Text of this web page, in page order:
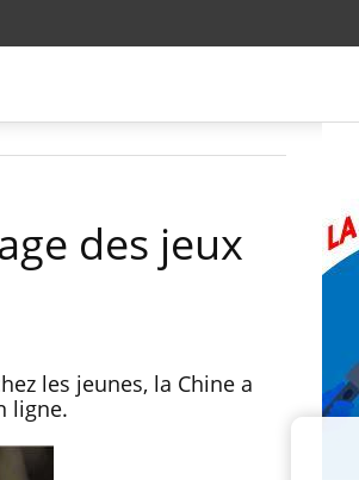
des jeux
les jeunes, la Chine a
ligne.